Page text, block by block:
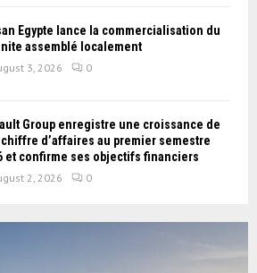
Égypte lance la commercialisation du
assemblé localement
3, 2026 0
Group enregistre une croissance de
d’affaires au premier semestre
et confirme ses objectifs financiers
2, 2026 0